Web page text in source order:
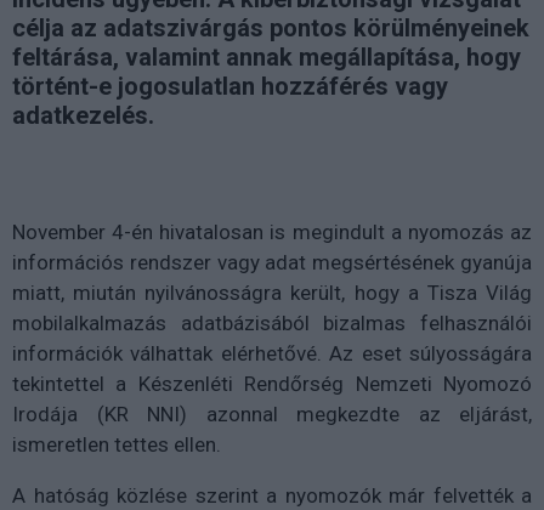
célja az adatszivárgás pontos körülményeinek
feltárása, valamint annak megállapítása, hogy
történt-e jogosulatlan hozzáférés vagy
adatkezelés.
November 4-én hivatalosan is megindult a nyomozás az
információs rendszer vagy adat megsértésének gyanúja
miatt, miután nyilvánosságra került, hogy a Tisza Világ
mobilalkalmazás adatbázisából bizalmas felhasználói
információk válhattak elérhetővé. Az eset súlyosságára
tekintettel a Készenléti Rendőrség Nemzeti Nyomozó
Irodája (KR NNI) azonnal megkezdte az eljárást,
ismeretlen tettes ellen.
A hatóság közlése szerint a nyomozók már felvették a